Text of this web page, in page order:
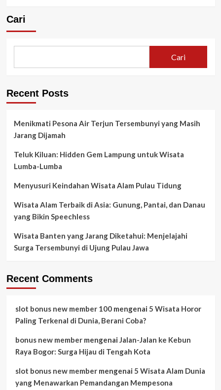
Cari
Cari
Recent Posts
Menikmati Pesona Air Terjun Tersembunyi yang Masih
Jarang Dijamah
Teluk Kiluan: Hidden Gem Lampung untuk Wisata
Lumba-Lumba
Menyusuri Keindahan Wisata Alam Pulau Tidung
Wisata Alam Terbaik di Asia: Gunung, Pantai, dan Danau
yang Bikin Speechless
Wisata Banten yang Jarang Diketahui: Menjelajahi
Surga Tersembunyi di Ujung Pulau Jawa
Recent Comments
slot bonus new member 100mengenai 5 Wisata Horor
Paling Terkenal di Dunia, Berani Coba?
bonus new membermengenai Jalan-Jalan ke Kebun
Raya Bogor: Surga Hijau di Tengah Kota
slot bonus new membermengenai 5 Wisata Alam Dunia
yang Menawarkan Pemandangan Mempesona